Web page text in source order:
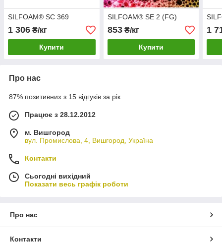
SILFOAM® SC 369
1 306 ₴/кг
Купити
SILFOAM® SE 2 (FG)
853₴/кг
Купити
1
Про нас
87% позитивних з 15 відгуків за рік
Працює з 28.12.2012
м. Вишгород
вул. Промислова, 4, Вишгород, Україна
Контакти
Сьогодні вихідний
Показати весь графік роботи
Про нас
Контакти